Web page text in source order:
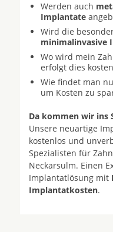
Werden auch
Implantate
Wird die
minimalinvasive
Wo wird mein
erfolgt dies
Wie findet man
um Kosten zu
Da kommen wir ins
Unsere neuartige
kostenlos und
Spezialisten für
Neckarsulm. Einen
Implantatlösung mit
Implantatkosten.